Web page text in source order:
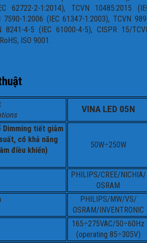
62722-2-1:2014), TCVN 10485:2015
7590-1:2006 (IEC 61347-1:2003), TCVN
8241-4-5 (IEC 61000-4-5), CISPR 15/
ISO 9001.
VINA LED 05N
tiết giảm
có khả năng
điều khiển)
50W÷250W
PHILIPS/CREE/NICHIA/
OSRAM
PHILIPS/MW/VS/
OSRAM/INVENTRONIC
165÷275VAC/50÷60Hz
(operating 85÷305V)